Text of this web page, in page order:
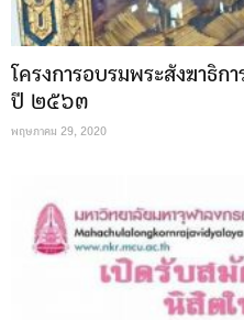
โครงการอบรมพระสังฆาธิก
ปี ๒๕๖๓
พฤษภาคม 29, 2020